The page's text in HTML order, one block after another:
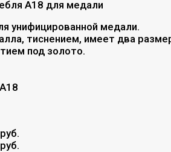
унифицированной медали.
тиснением, имеет два
под золото.